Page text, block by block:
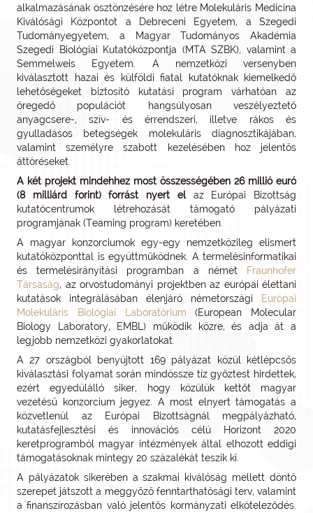
alkalmazásának ösztönzésére hoz létre Molekuláris Medicina
Kiválósági Központot a Debreceni Egyetem, a Szegedi
Tudományegyetem, a Magyar Tudományos Akadémia
Szegedi Biológiai Kutatóközpontja (MTA SZBK), valamint a
Semmelweis Egyetem. A nemzetközi versenyben
kiválasztott hazai és külföldi fiatal kutatóknak kiemelkedő
lehetőségeket biztosító kutatási program várhatóan az
öregedő populációt hangsúlyosan veszélyeztető
anyagcsere-, szív- és érrendszeri, illetve rákos és
gyulladásos betegségek molekuláris diagnosztikájában,
valamint személyre szabott kezelésében hoz jelentős
áttöréseket.
A két projekt mindehhez most összességében 26 millió euró
(8 milliárd forint) forrást nyert elaz Európai Bizottság
kutatócentrumok létrehozását támogató pályázati
programjának (Teaming program) keretében.
A magyar konzorciumok egy-egy nemzetközileg elismert
kutatóközponttal is együttműködnek. A termelésinformatikai
és termelésirányítási programban a német
Fraunhofer
Társaság, az orvostudományi projektben az európai élettani
kutatások integrálásában élenjáró németországi
Európai
Molekuláris Biológiai Laboratórium (European Molecular
Biology Laboratory, EMBL) működik közre, és adja át a
legjobb nemzetközi gyakorlatokat.
A 27 országból benyújtott 169 pályázat közül kétlépcsős
kiválasztási folyamat során mindössze tíz győztest hirdettek,
ezért egyedülálló siker, hogy közülük kettőt magyar
vezetésű konzorcium jegyez. A most elnyert támogatás a
közvetlenül az Európai Bizottságnál megpályázható,
kutatásfejlesztési és innovációs célú Horizont 2020
keretprogramból magyar intézmények által elhozott eddigi
támogatásoknak mintegy 20 százalékát teszik ki.
A pályázatok sikerében a szakmai kiválóság mellett döntő
szerepet játszott a meggyőző fenntarthatósági terv, valamint
a finanszírozásban való jelentős kormányzati elköteleződés.